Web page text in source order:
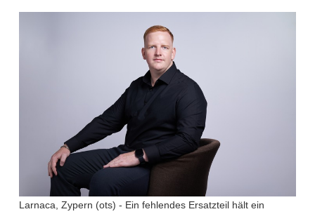
Larnaca, Zypern (ots) - Ein fehlendes Ersatzteil hält ein